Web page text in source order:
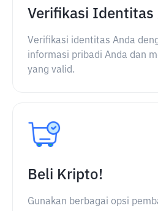
Verifikasi Identitas
Verifikasi identitas Anda
informasi pribadi Anda dan
yang valid.
Beli Kripto!
Gunakan berbagai opsi